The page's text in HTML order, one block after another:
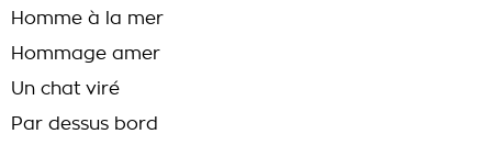
Homme à la mer
Hommage amer
Un chat viré
Par dessus bord